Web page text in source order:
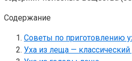
Содержание
Советы по приготовлению
Уха из леща — классический